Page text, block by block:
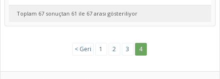
Toplam 67 sonuçtan 61 ile 67 arası gösteriliyor
< Geri 1 2 3 4